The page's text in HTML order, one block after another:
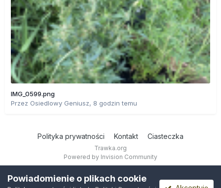
IMG_0599.png
Przez Osiedlowy Geniusz, 8 godzin temu
Polityka prywatności Kontakt Ciasteczka
Trawka.org
Powered by Invision Community
Powiadomienie o plikach cookie